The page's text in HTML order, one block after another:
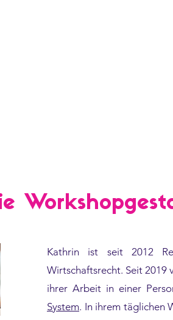
Kathrin ist seit 2012
Wirtschaftsrecht. Seit 2019
ihrer Arbeit in einer
System. In ihrem täglichen